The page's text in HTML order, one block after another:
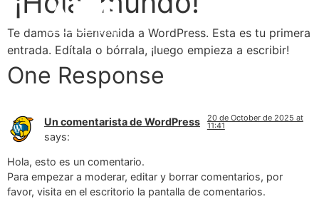
Te damos la bienvenida a WordPress. Esta es tu primera
entrada. Edítala o bórrala, ¡luego empieza a escribir!
One Response
Un comentarista de WordPress
says:
20 de October de 2025 at
11:41
Hola, esto es un comentario.
Para empezar a moderar, editar y borrar comentarios, por
favor, visita en el escritorio la pantalla de comentarios.